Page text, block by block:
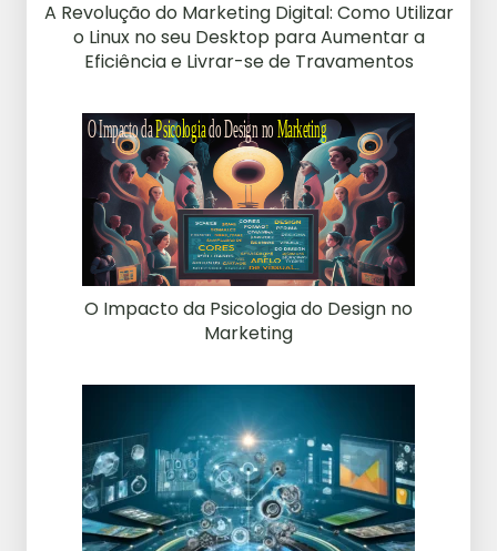
A Revolução do Marketing Digital: Como Utilizar
o Linux no seu Desktop para Aumentar a
Eficiência e Livrar-se de Travamentos
O Impacto da Psicologia do Design no
Marketing